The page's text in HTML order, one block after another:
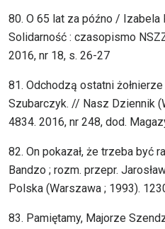
80. O 65 lat za późno / Izabela
Solidarność : czasopismo
2016, nr 18, s. 26-27
81. Odchodzą ostatni
Szubarczyk. // Nasz Dziennik
4834. 2016, nr 248, dod.
82. On pokazał, że trzeba być
Bandzo ; rozm. przepr.
Polska (Warszawa ; 1993).
83. Pamiętamy, Majorze